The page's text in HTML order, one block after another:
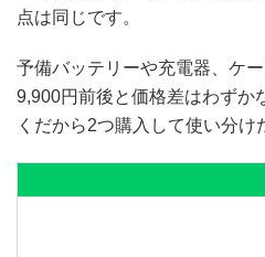
点は同じです。
予備バッテリーや充電器、ケ
9,900円前後と価格差はわずか
くだから2つ購入して使い分け